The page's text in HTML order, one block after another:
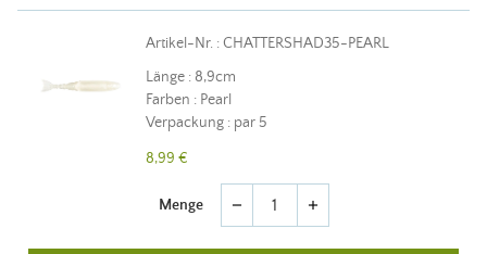
Artikel-Nr. : CHATTERSHAD35-PEARL
Länge : 8,9cm
Farben : Pearl
Verpackung : par 5
8,99 €
Menge remove add